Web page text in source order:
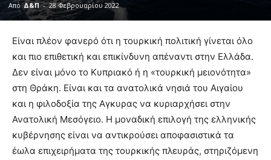
Από Δ&Π - 28 Φεβρουαρίου 2022
lesbians
very
cam
show.desi
xxx
brandi
teaches
you
Είναι πλέον φανερό ότι η τουρκική πολιτική γίνεται όλο
και πιο επιθετική και επικίνδυνη απέναντι στην Ελλάδα.
Δεν είναι μόνο το Κυπριακό ή η «τουρκική μειονότητα»
στη Θράκη. Είναι και τα ανατολικά νησιά του Αιγαίου
και η φιλοδοξία της Αγκυρας να κυριαρχήσει στην
Ανατολική Μεσόγειο. Η μοναδική επιλογή της ελληνικής
κυβέρνησης είναι να αντικρούσει αποφασιστικά τα
έωλα επιχειρήματα της τουρκικής πλευράς, στηριζόμενη